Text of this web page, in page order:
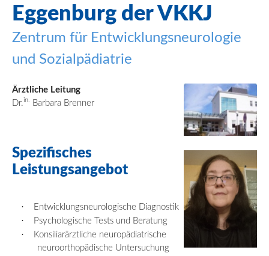
Eggenburg der VKKJ
Zentrum für Entwicklungsneurologie
und Sozialpädiatrie
Ärztliche Leitung
Dr.in. Barbara Brenner
Spezifisches
Leistungsangebot
· Entwicklungsneurologische Diagnostik
· Psychologische Tests und Beratung
· Konsiliarärztliche neuropädiatrische
neuroorthopädische Untersuchung